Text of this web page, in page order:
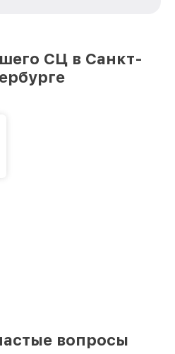
Legat в городе
повышая
СЦ в Санкт-
вопросы